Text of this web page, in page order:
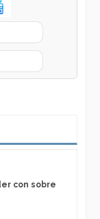
con sobre